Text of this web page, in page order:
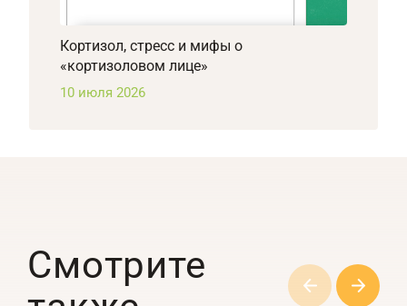
Кортизол, стресс и мифы о
«кортизоловом лице»
10 июля 2026
Смотрите